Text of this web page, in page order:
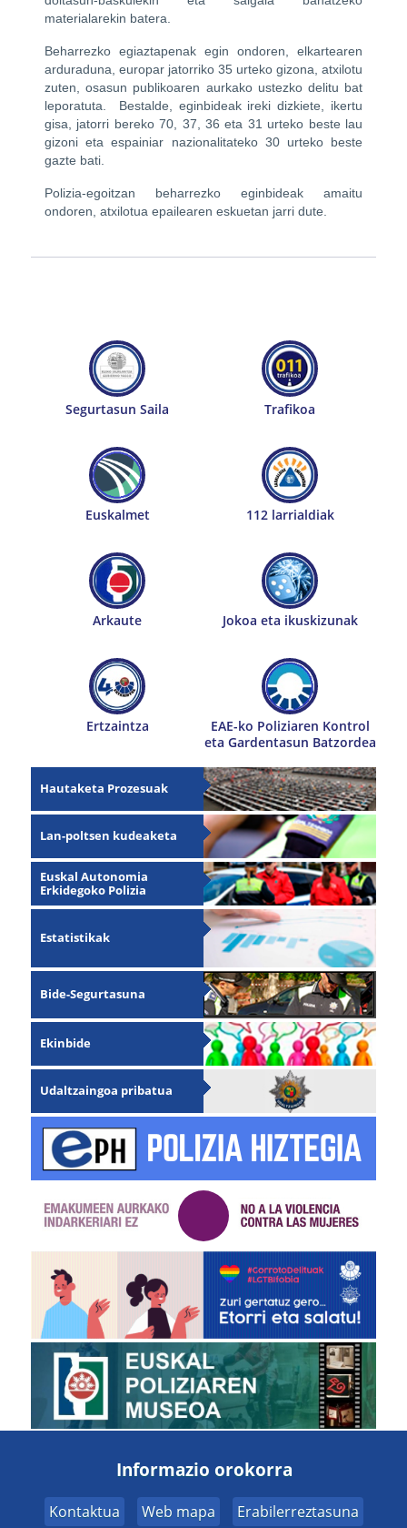
materialarekin batera.
Beharrezko egiaztapenak egin ondoren, elkartearen
arduraduna, europar jatorriko 35 urteko gizona, atxilotu
zuten, osasun publikoaren aurkako ustezko delitu bat
leporatuta.
Bestalde, eginbideak ireki dizkiete, ikertu
gisa, jatorri bereko 70, 37, 36 eta 31 urteko beste lau
gizoni eta espainiar nazionalitateko 30 urteko beste
gazte bati.
Polizia-egoitzan beharrezko eginbideak amaitu
ondoren, atxilotua epailearen eskuetan jarri dute.
Segurtasun Saila Trafikoa
Euskalmet 112 larrialdiak
Arkaute Jokoa eta ikuskizunak
Ertzaintza
EAE-ko Poliziaren Kontrol
eta Gardentasun Batzordea
Hautaketa Prozesuak
Lan-poltsen kudeaketa
Euskal Autonomia
Erkidegoko Polizia
Estatistikak
Bide-Segurtasuna
Ekinbide
Udaltzaingoa pribatua
Informazio orokorra
Kontaktua Web mapa
Erabilerreztasuna